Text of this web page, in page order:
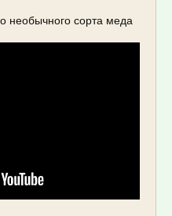
необычного сорта меда